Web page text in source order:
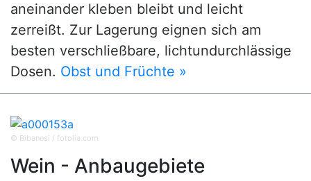
aneinander kleben bleibt und leicht
zerreißt. Zur Lagerung eignen sich am
besten verschließbare, lichtundurchlässige
Dosen. Obst und Früchte »
© Bibanesi / fotolia.com
Wein - Anbaugebiete